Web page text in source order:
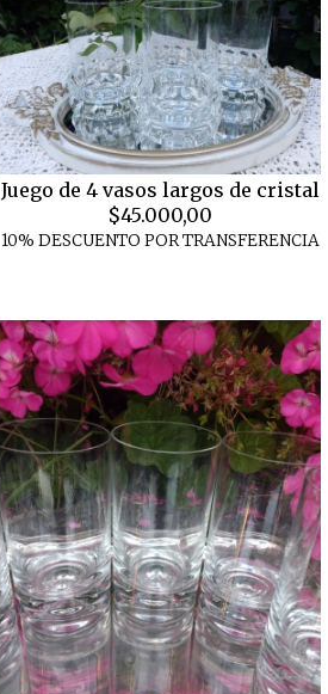
Juego de 4 vasos largos de cristal
$45.000,00
10% DESCUENTO POR TRANSFERENCIA